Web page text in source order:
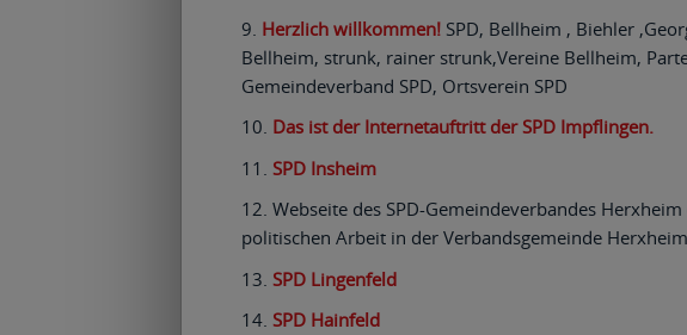
Herzlich willkommen! SPD, Bellheim , Biehler
Bellheim, strunk, rainer strunk,Vereine Bellheim,
Gemeindeverband SPD, Ortsverein SPD
Das ist der Internetauftritt der SPD Impflingen.
SPD Insheim
Webseite des SPD-Gemeindeverbandes
politischen Arbeit in der Verbandsgemeinde
SPD Lingenfeld
SPD Hainfeld